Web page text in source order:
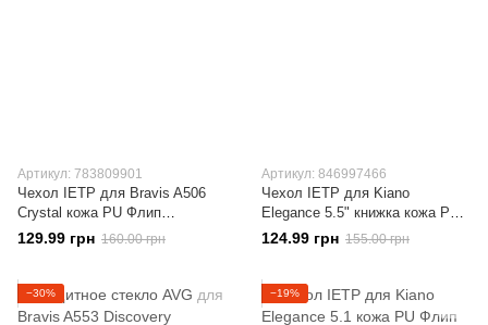
Артикул: 783809901
Чехол IETP для Bravis A506
Crystal кожа PU Флип
вертикальный черный
129.99 грн 160.00 грн
Артикул: 846997466
Чехол IETP для Kiano
Elegance 5.5" книжка кожа PU
голубой
124.99 грн 155.00 грн
−30% −19%